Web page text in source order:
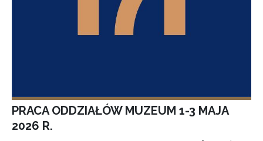
PRACA ODDZIAŁÓW MUZEUM 1-3 MAJA
2026 R.